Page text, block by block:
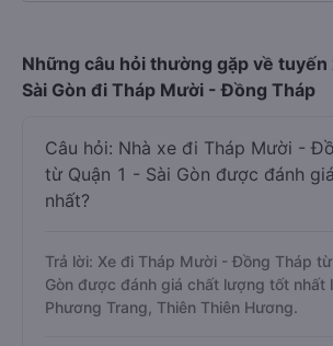
Những câu hỏi thường gặp về tuyến
Sài Gòn đi Tháp Mười - Đồng Tháp
Câu hỏi: Nhà xe đi Tháp Mười -
từ Quận 1 - Sài Gòn được đánh
nhất?
Trả lời: Xe đi Tháp Mười - Đồng Tháp
Gòn được đánh giá chất lượng tốt nhất
Phương Trang, Thiên Thiên Hương.